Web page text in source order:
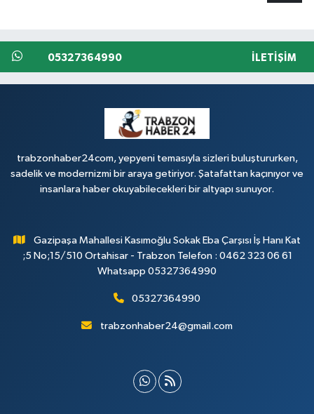
05327364990 İLETIŞIM
trabzonhaber24com, yepyeni temasıyla sizleri buluştururken,
sadelik ve modernizmi bir araya getiriyor. Şatafattan kaçınıyor ve
insanlara haber okuyabilecekleri bir altyapı sunuyor.
Gazipaşa Mahallesi Kasımoğlu Sokak Eba Çarşısı İş Hanı Kat
;5 No;15/510 Ortahisar - Trabzon Telefon : 0462 323 06 61
Whatsapp 05327364990
05327364990
trabzonhaber24@gmail.com